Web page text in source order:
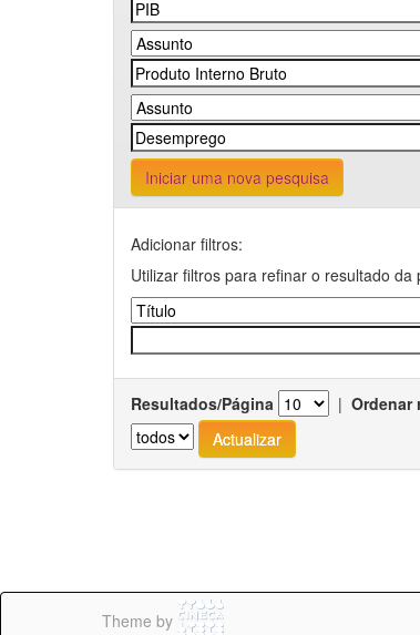
Iniciar uma nova pesquisa
Adicionar filtros:
Utilizar filtros para refinar o resultado da
Resultados/Página | Ordenar
Theme by